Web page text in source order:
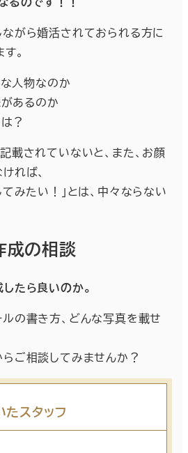
がら婚活されておられる方に
。
人物なのか
あるのか
？
載されていないと、また、お顔
れば、
てみたい！」とは、中々ならない
成の相談
たら良いのか。
の書き方、どんな写真を載せ
ご相談してみませんか？
スタッフ